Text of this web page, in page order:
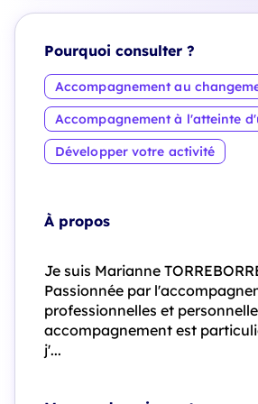
Pourquoi consulter ?
Accompagnement au
Accompagnement à l'atteinte
Développer votre activité
À propos
Je suis Marianne
Passionnée par
professionnelles et
accompagnement est
j'...